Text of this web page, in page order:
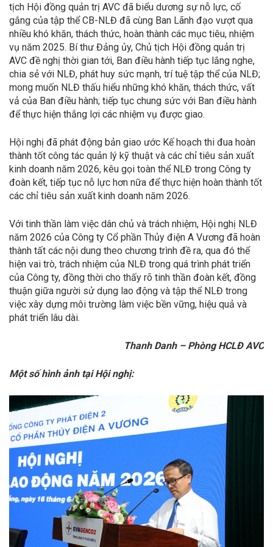
tịch Hội đồng quản trị AVC đã biểu dương sự nỗ lực, cố
gắng của tập thể CB-NLĐ đã cùng Ban Lãnh đạo vượt qua
nhiều khó khăn, thách thức, hoàn thành các mục tiêu, nhiệm
vụ năm 2025. Bí thư Đảng ủy, Chủ tịch Hội đồng quản trị
AVC đề nghị thời gian tới, Ban điều hành tiếp tục lắng nghe,
chia sẻ với NLĐ, phát huy sức mạnh, trí tuệ tập thể của NLĐ;
mong muốn NLĐ thấu hiểu những khó khăn, thách thức, vất
vả của Ban điều hành; tiếp tục chung sức với Ban điều hành
để thực hiện thắng lợi các nhiệm vụ được giao.
Hội nghị đã phát động bản giao ước Kế hoạch thi đua hoàn
thành tốt công tác quản lý kỹ thuật và các chỉ tiêu sản xuất
kinh doanh năm 2026, kêu gọi toàn thể NLĐ trong Công ty
đoàn kết, tiếp tục nỗ lực hơn nữa để thực hiện hoàn thành tốt
các chỉ tiêu sản xuất kinh doanh năm 2026.
Với tinh thần làm việc dân chủ và trách nhiệm, Hội nghị NLĐ
năm 2026 của Công ty Cổ phần Thủy điện A Vương đã hoàn
thành tất các nội dung theo chương trình đề ra, qua đó thể
hiện vai trò, trách nhiệm của NLĐ trong quá trình phát triển
của Công ty, đồng thời cho thấy rõ tinh thần đoàn kết, đồng
thuận giữa người sử dụng lao động và tập thể NLĐ trong
việc xây dựng môi trường làm việc bền vững, hiệu quả và
phát triển lâu dài.
Thanh Danh – Phòng HCLĐ AVC
Một số hình ảnh tại Hội nghị: